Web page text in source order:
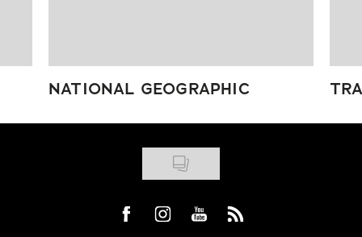
NATIONAL GEOGRAPHIC
Visit us on Facebook
Visit us on Instagram
Visit us on Youtube
Visit us on Rss